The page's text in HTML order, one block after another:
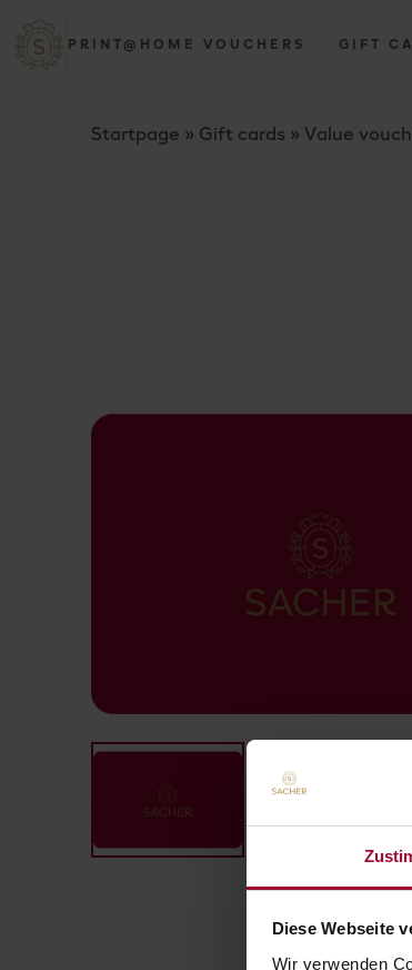
Diese Webseite
Wir verwenden
PRINT@HOME VOUCHERS GIFT
Startpage » Gift cards » Value